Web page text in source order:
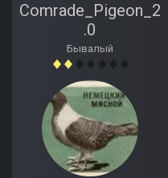
Comrade_Pigeon_2
.0
Бывалый